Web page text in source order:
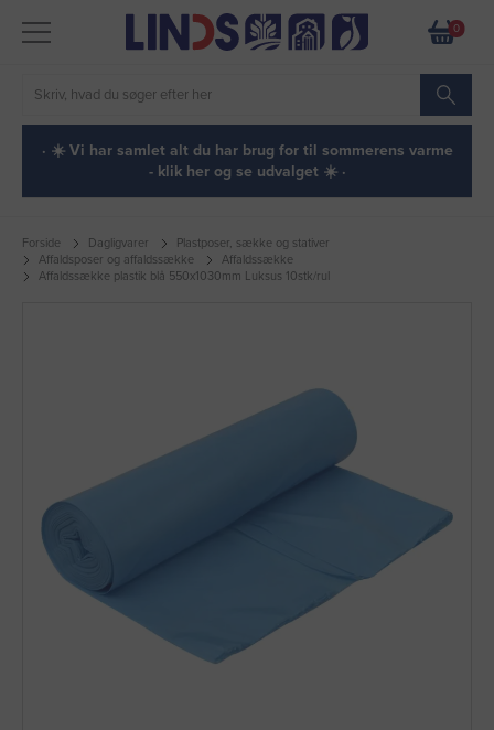
0
· ☀️ Vi har samlet alt du har brug for til sommerens varme
- klik her og se udvalget ☀️ ·
Forside Dagligvarer
Plastposer, sække og stativer
Affaldsposer og affaldssække
Affaldssække
Affaldssække plastik blå 550x1030mm Luksus 10stk/rul